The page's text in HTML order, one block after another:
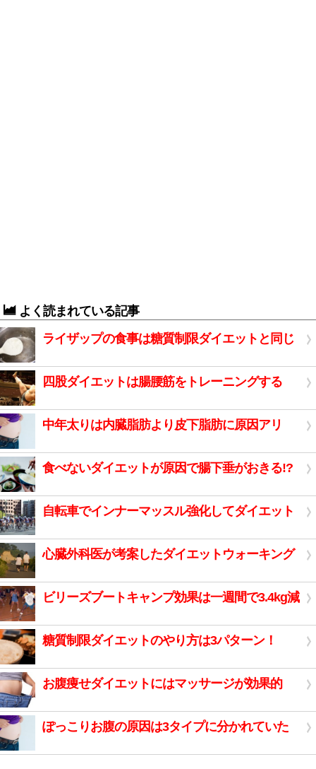
よく読まれている記事
ライザップの食事は糖質制限ダイエットと同じ
四股ダイエットは腸腰筋をトレーニングする
中年太りは内臓脂肪より皮下脂肪に原因アリ
食べないダイエットが原因で腸下垂がおきる!?
自転車でインナーマッスル強化してダイエット
心臓外科医が考案したダイエットウォーキング
ビリーズブートキャンプ効果は一週間で3.4kg減
糖質制限ダイエットのやり方は3パターン！
お腹痩せダイエットにはマッサージが効果的
ぽっこりお腹の原因は3タイプに分かれていた